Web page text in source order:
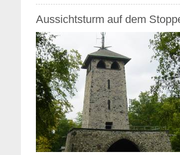
Aussichtsturm auf dem